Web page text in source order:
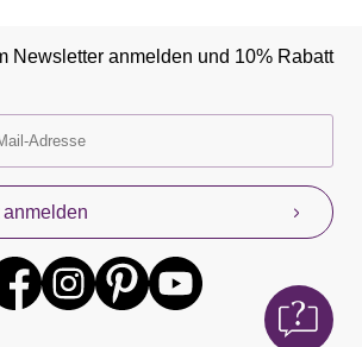
Newsletter anmelden und 10% Rabatt
anmelden